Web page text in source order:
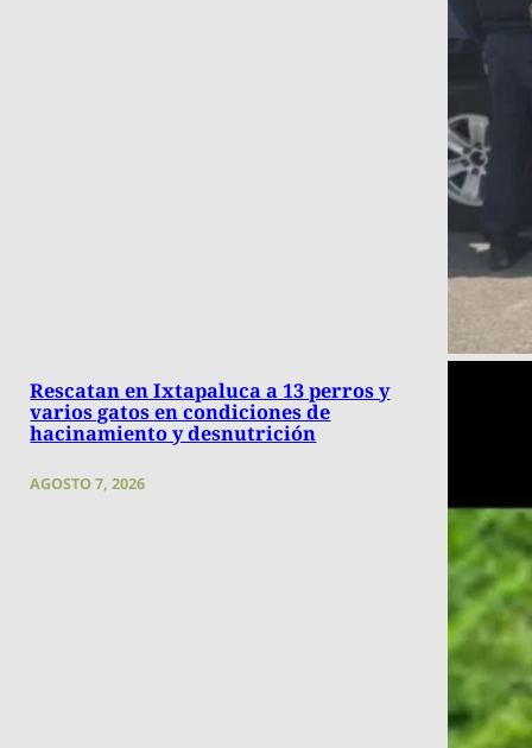
Rescatan en Ixtapaluca a 13 perros y
varios gatos en condiciones de
hacinamiento y desnutrición
AGOSTO 7, 2026